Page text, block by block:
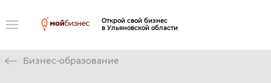
Открой свой бизнес
в Ульяновской области
Бизнес-образование